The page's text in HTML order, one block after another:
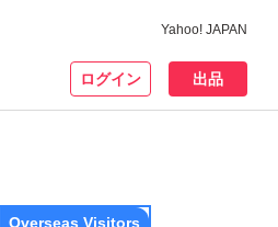
Yahoo! JAPAN
ログイン 出品
Overseas Visitors